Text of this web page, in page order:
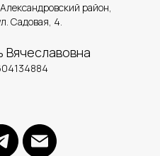
район,
Садовая, 4.
Вячеславовна